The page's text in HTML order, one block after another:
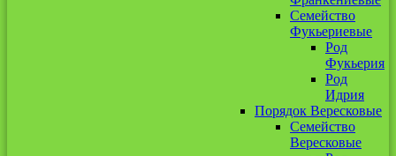
Семейство
Фукьериевые
Род
Фукьерия
Род
Идрия
Порядок Вересковые
Семейство
Вересковые